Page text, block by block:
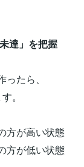
達」を把握
たら、
。
方が高い状態
方が低い状態